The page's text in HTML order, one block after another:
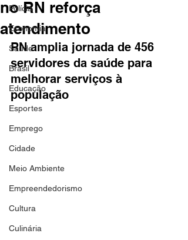
Polícia
Economia
Saúde
Brasil
Educação
Esportes
Emprego
Cidade
Meio Ambiente
Empreendedorismo
Cultura
Culinária
no RN reforça
atendimento
RN amplia jornada de 456
servidores da saúde para
melhorar serviços à
população